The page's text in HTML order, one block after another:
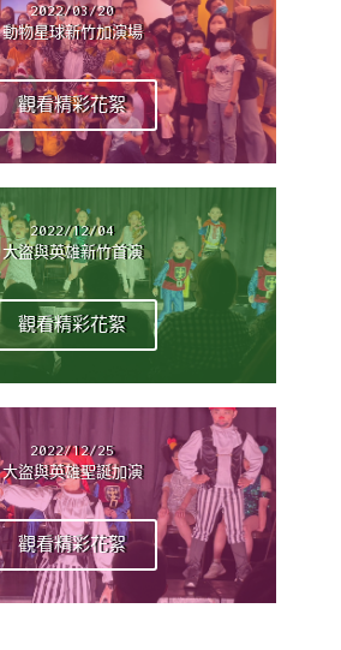
2022/03/20
動物星球新竹加演場
觀看精彩花絮
2022/12/04
大盜與英雄新竹首演
觀看精彩花絮
2022/12/25
大盜與英雄聖誕加演
觀看精彩花絮